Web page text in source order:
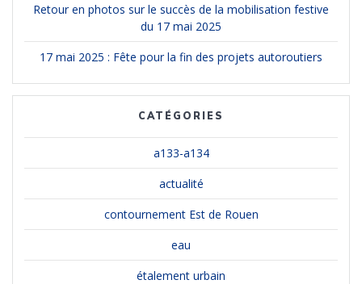
Retour en photos sur le succès de la mobilisation festive
du 17 mai 2025
17 mai 2025 : Fête pour la fin des projets autoroutiers
CATÉGORIES
a133-a134
actualité
contournement Est de Rouen
eau
étalement urbain